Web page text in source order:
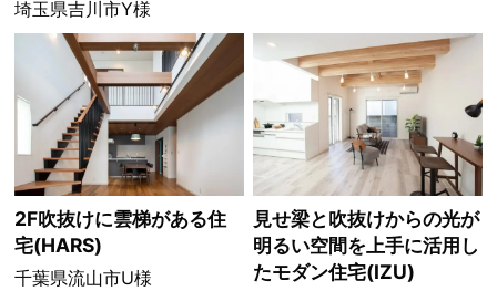
埼玉県吉川市Y様
2F吹抜けに雲梯がある住
宅(HARS)
千葉県流山市U様
見せ梁と吹抜けからの光が
明るい空間を上手に活用し
たモダン住宅(IZU)